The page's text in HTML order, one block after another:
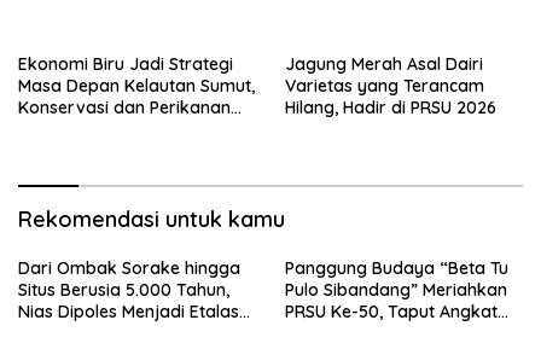
Ekonomi Biru Jadi Strategi
Masa Depan Kelautan Sumut,
Konservasi dan Perikanan
Jagung Merah Asal Dairi
Varietas yang Terancam
Hilang, Hadir di PRSU 2026
Rekomendasi untuk kamu
Dari Ombak Sorake hingga
Situs Berusia 5.000 Tahun,
Nias Dipoles Menjadi Etalase
Panggung Budaya “Beta Tu
Pulo Sibandang” Meriahkan
PRSU Ke-50, Taput Angkat